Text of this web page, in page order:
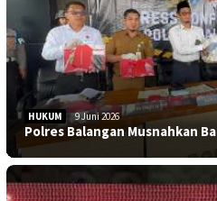
HUKUM 9 Juni 2026
Polres Balangan Musnahkan